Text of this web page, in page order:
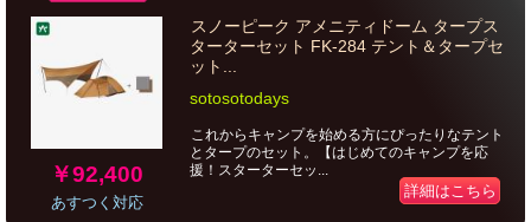
￥92,400
あすつく対応
スノーピーク アメニティドーム タープス
ターターセット FK-284 テント＆タープセ
ット...
sotosotodays
これからキャンプを始める方にぴったりなテント
とタープのセット。【はじめてのキャンプを応
援！スターターセッ...
詳細はこちら